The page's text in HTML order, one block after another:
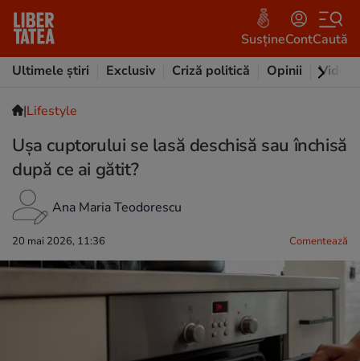
SusțineContCaută
Ultimele știri
Exclusiv Criză politică Opinii Video
|Lifestyle
Ușa cuptorului se lasă deschisă sau închisă
după ce ai gătit?
Ana Maria Teodorescu
20 mai 2026, 11:36 Comentează